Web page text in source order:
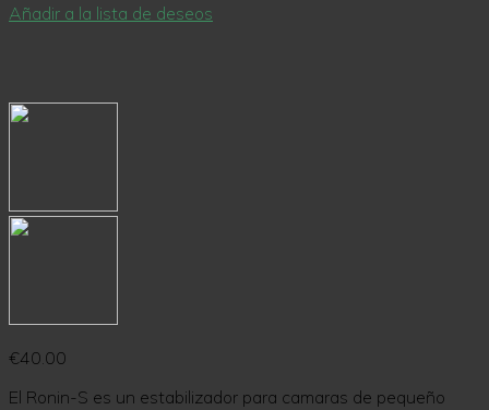
Añadir a la lista de deseos
€40.00
El Ronin-S es un estabilizador para camaras de pequeño